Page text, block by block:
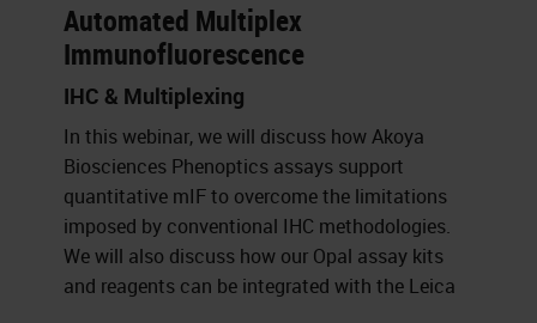
Automated Multiplex
Immunofluorescence
IHC & Multiplexing
In this webinar, we will discuss how Akoya
Biosciences Phenoptics assays support
quantitative mIF to overcome the limitations
imposed by conventional IHC methodologies.
We will also discuss how our Opal assay kits
and reagents can be integrated with the Leica